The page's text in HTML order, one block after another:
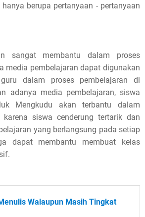
berupa pertanyaan - pertanyaan
sangat membantu dalam proses
media pembelajaran dapat digunakan
dalam proses pembelajaran di
adanya media pembelajaran, siswa
Mengkudu akan terbantu dalam
karena siswa cenderung tertarik dan
yang berlangsung pada setiap
dapat membantu membuat kelas
Walaupun Masih Tingkat